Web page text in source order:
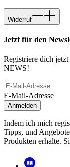
Widerruf
Jetzt für den
Registriere dich
NEWS!
E-Mail-Adresse
Anmelden
Indem ich mich
Tipps, und
Produkten erhalte.